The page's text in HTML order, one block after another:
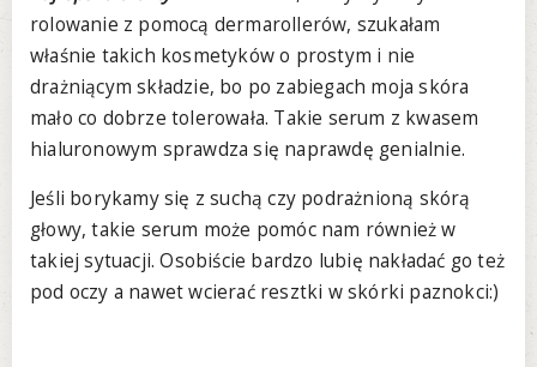
rolowanie z pomocą dermarollerów, szukałam
właśnie takich kosmetyków o prostym i nie
drażniącym składzie, bo po zabiegach moja skóra
mało co dobrze tolerowała. Takie serum z kwasem
hialuronowym sprawdza się naprawdę genialnie.
Jeśli borykamy się z suchą czy podrażnioną skórą
głowy, takie serum może pomóc nam również w
takiej sytuacji. Osobiście bardzo lubię nakładać go też
pod oczy a nawet wcierać resztki w skórki paznokci:)